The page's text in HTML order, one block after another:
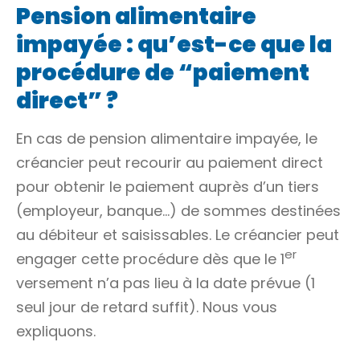
Pension alimentaire
impayée : qu’est-ce que la
procédure de “paiement
direct” ?
En cas de pension alimentaire impayée, le
créancier peut recourir au paiement direct
pour obtenir le paiement auprès d’un tiers
(employeur, banque…) de sommes destinées
au débiteur et saisissables. Le créancier peut
engager cette procédure dès que le 1er
versement n’a pas lieu à la date prévue (1
seul jour de retard suffit). Nous vous
expliquons.